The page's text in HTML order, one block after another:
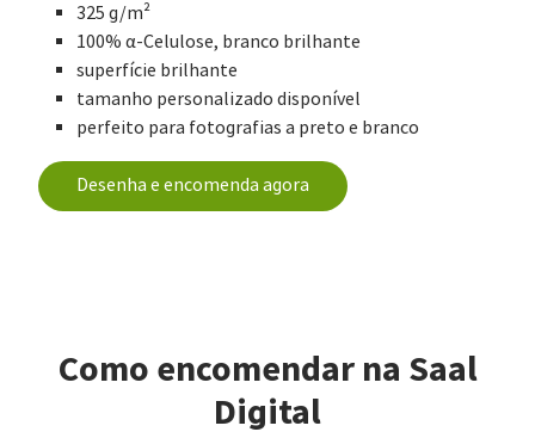
325 g/m²
100% α-Celulose, branco brilhante
superfície brilhante
tamanho personalizado disponível
perfeito para fotografias a preto e branco
Desenha e encomenda agora
Como encomendar na Saal
Digital